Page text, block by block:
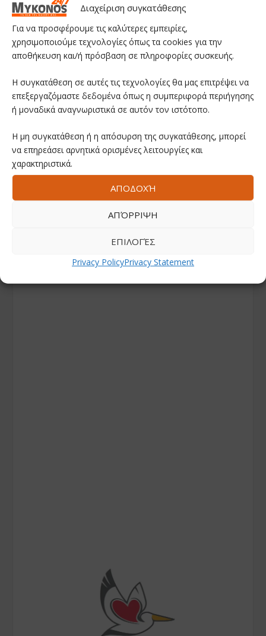
Διαχείριση συγκατάθεσης
Για να προσφέρουμε τις καλύτερες εμπειρίες,
χρησιμοποιούμε τεχνολογίες όπως τα cookies για την
αποθήκευση και/ή πρόσβαση σε πληροφορίες συσκευής.
Η συγκατάθεση σε αυτές τις τεχνολογίες θα μας επιτρέψει να
επεξεργαζόμαστε δεδομένα όπως η συμπεριφορά περιήγησης
ή μοναδικά αναγνωριστικά σε αυτόν τον ιστότοπο.
Η μη συγκατάθεση ή η απόσυρση της συγκατάθεσης, μπορεί
να επηρεάσει αρνητικά ορισμένες λειτουργίες και
χαρακτηριστικά.
ΑΠΟΔΟΧΉ
ΑΠΌΡΡΙΨΗ
ΕΠΙΛΟΓΈΣ
Privacy PolicyPrivacy Statement